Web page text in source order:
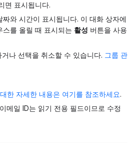
면 표시됩니다.
와 시간이 표시됩니다. 이 대화 상자에
를 올릴 때 표시되는 활성 버튼을 사용
나 선택을 취소할 수 있습니다. 그룹 관
한 자세한 내용은 여기를 참조하세요.
메일 ID는 읽기 전용 필드이므로 수정